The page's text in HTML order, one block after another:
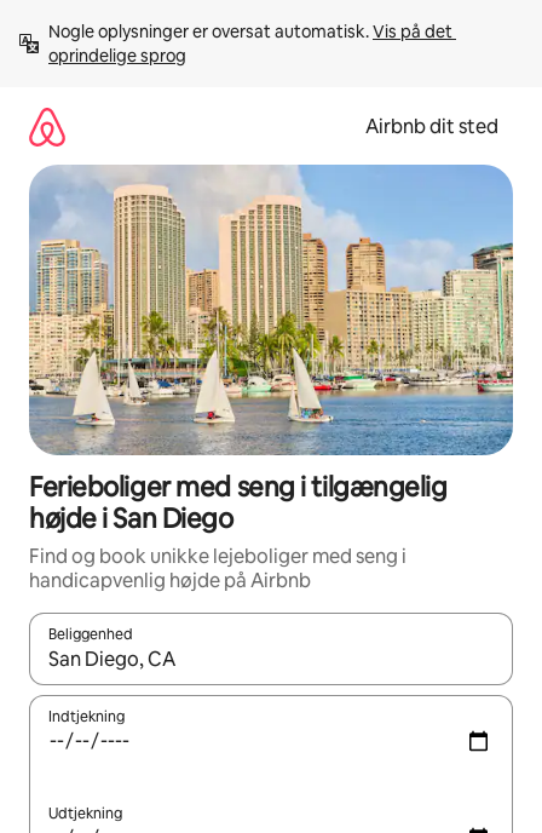
videre
Nogle oplysninger er oversat automatisk. Vis på det
oprindelige sprog
Airbnb dit sted
Ferieboliger med seng i tilgængelig
højde i San Diego
Find og book unikke lejeboliger med seng i
handicapvenlig højde på Airbnb
Beliggenhed
Når resultaterne er tilgængelige, skal du navigere med
Indtjekning
Udtjekning